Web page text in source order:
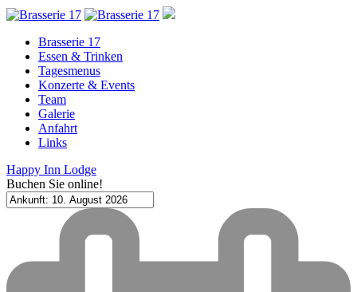
Brasserie 17
Essen & Trinken
Tagesmenus
Konzerte & Events
Team
Galerie
Anfahrt
Links
Happy Inn Lodge
Buchen Sie online!